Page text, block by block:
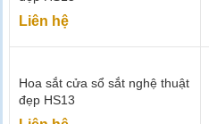
Liên hệ
Hoa sắt cửa sổ sắt nghệ thuật
đẹp HS13